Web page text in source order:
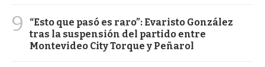
9
“Esto que pasó es raro”: Evaristo González
tras la suspensión del partido entre
Montevideo City Torque y Peñarol